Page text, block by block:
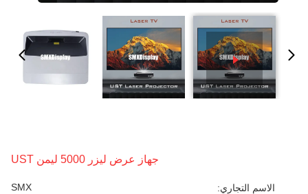
جهاز عرض ليزر 5000 ليمن UST
الاسم التجاري: SMX